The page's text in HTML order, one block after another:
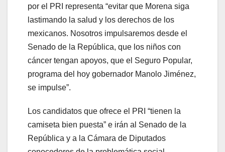
por el PRI representa “evitar que Morena siga
lastimando la salud y los derechos de los
mexicanos. Nosotros impulsaremos desde el
Senado de la República, que los niños con
cáncer tengan apoyos, que el Seguro Popular,
programa del hoy gobernador Manolo Jiménez,
se impulse”.
Los candidatos que ofrece el PRI “tienen la
camiseta bien puesta” e irán al Senado de la
República y a la Cámara de Diputados